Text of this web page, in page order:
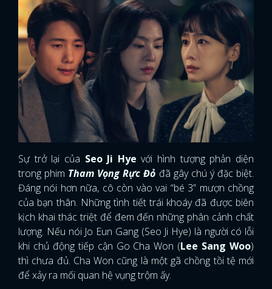
Sự trở lại của Seo Ji Hye với hình tượng phản diện
trong phim Tham Vọng Rực Đỏ đã gây chú ý đặc biệt.
Đáng nói hơn nữa, cô còn vào vai “bé 3” mượn chồng
của bạn thân. Những tình tiết trái khoáy đã được biên
kịch khai thác triệt để đem đến những phân cảnh chất
lượng. Nếu nói Jo Eun Gang (Seo Ji Hye) là người có lỗi
khi chủ động tiếp cận Go Cha Won (Lee Sang Woo)
thì chưa đủ. Cha Won cũng là một gã chồng tồi tệ mới
để xảy ra mối quan hệ vụng trộm ấy.